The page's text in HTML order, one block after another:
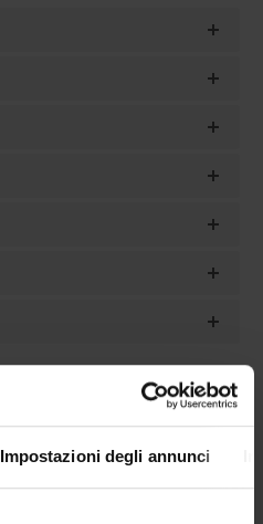
Impostazioni degli annunci